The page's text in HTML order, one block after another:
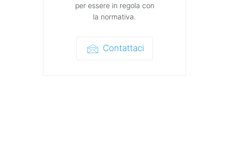
per essere in regola con
la normativa.
Contattaci